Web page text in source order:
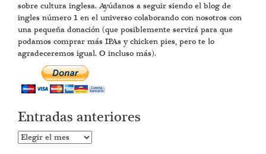
sobre cultura inglesa. Ayúdanos a seguir siendo el blog de
ingles número 1 en el universo colaborando con nosotros con
una pequeña donación (que posiblemente servirá para que
podamos comprar más IPAs y chicken pies, pero te lo
agradeceremos igual. O incluso más).
Entradas anteriores
Entradas